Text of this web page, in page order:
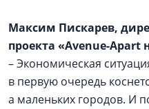
Максим Пискарев,
проекта «Avenue-Apart
– Экономическая
в первую очередь
а маленьких городов. И